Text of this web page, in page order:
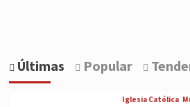
Últimas Popular
Iglesia Católica